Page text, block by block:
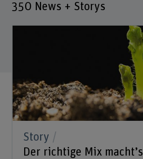
350 News + Storys
Story
Der richtige Mix macht’s